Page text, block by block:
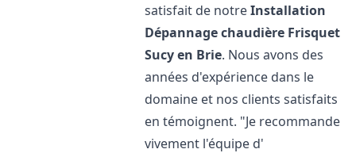
satisfait de notreInstallation
Dépannage chaudière Frisquet
Sucy en Brie. Nous avons des
années d'expérience dans le
domaine et nos clients satisfaits
en témoignent. "Je recommande
vivement l'équipe d'